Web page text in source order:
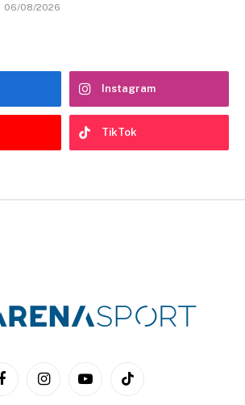
06/08/2026
Instagram
TikTok
FacebookInstagramYouTubeTikTok